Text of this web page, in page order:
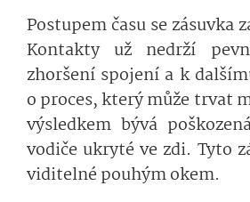
Postupem času se zásuvka
Kontakty už nedrží
zhoršení spojení a k
o proces, který může trvat
výsledkem bývá
vodiče ukryté ve zdi. Tyto
viditelné pouhým okem.